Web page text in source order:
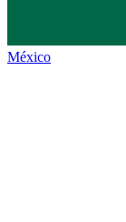
México